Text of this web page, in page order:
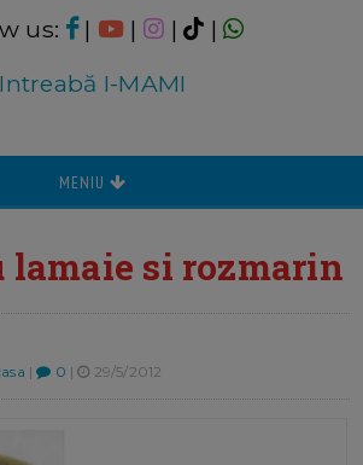
us: | | |
|
Intreabă I-MAMI
MENIU
lamaie si rozmarin
| 0 | 29/5/2012